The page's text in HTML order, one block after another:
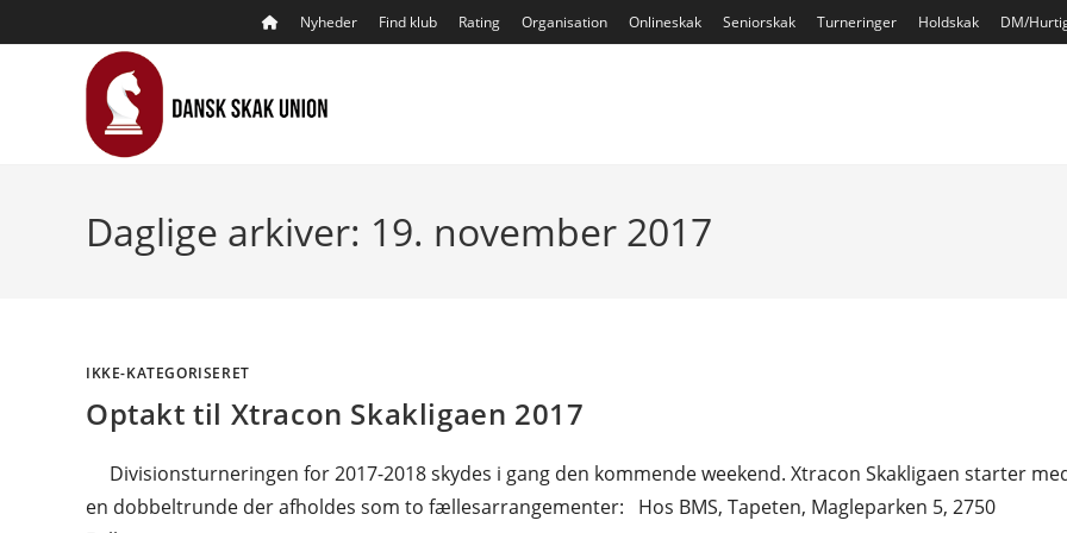
to
Nyheder Find klub Rating Organisation Onlineskak Seniorskak Turneringer Holdskak DM/
Daglige arkiver: 19. november 2017
IKKE-KATEGORISERET
Optakt til Xtracon Skakligaen 2017
Divisionsturneringen for 2017-2018 skydes i gang den kommende weekend. Xtracon Skakligaen starter
en dobbeltrunde der afholdes som to fællesarrangementer: Hos BMS, Tapeten, Magleparken 5, 2750